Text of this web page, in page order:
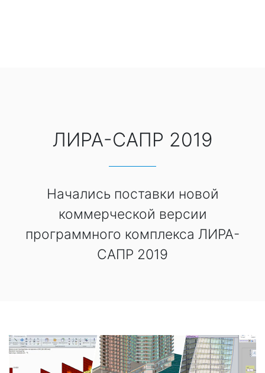
ЛИРА-САПР 2019
Начались поставки новой
коммерческой версии
программного комплекса ЛИРА-
САПР 2019